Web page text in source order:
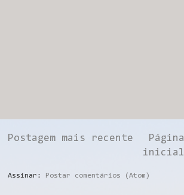
Postagem mais recente
Página
inicial
Assinar: Postar comentários (Atom)